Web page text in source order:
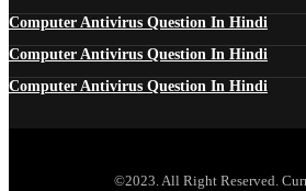
Computer Antivirus Question In Hindi
Computer Antivirus Question In Hindi
Computer Antivirus Question In Hindi
©2023. All Right Reserved.